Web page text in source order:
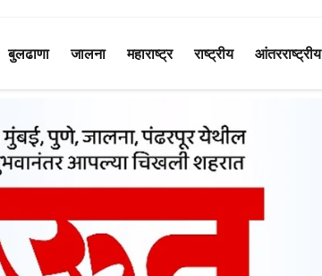
बुलढाणा जालना महाराष्ट्र राष्ट्रीय आंतरराष्ट्रीय